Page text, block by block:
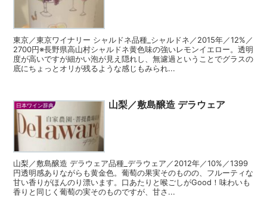
東京／東京ワイナリー シャルドネ品種_シャルドネ／2015年／12%／
2700円※長野県高山村シャルドネ黄色味の強いレモンイエロー。透明
度が高いですが細かい泡が見え隠れし、無濾過ということでグラスの
底にちょっとオリが残るような感じもみられ...
日本ワイン辞典 山梨／敷島醸造 デラウェア
山梨／敷島醸造 デラウェア品種_デラウェア／2012年／10%／1399
円透明感ありながらも黄金色。葡萄の果実そのものの、フルーティな
甘い香りがほんのり漂います。口あたりと喉ごしがGood！味わいも
香りと同じく葡萄の実そのものですが、甘さ...